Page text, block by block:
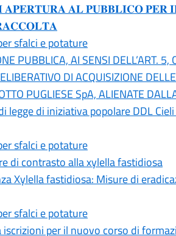
𝐀𝐏𝐄𝐑𝐓𝐔𝐑𝐀 𝐀𝐋 𝐏𝐔𝐁𝐁𝐋𝐈𝐂𝐎 𝐏𝐄𝐑
sfalci e potature
PUBBLICA, AI SENSI DELL’ART.
DI ACQUISIZIONE
PUGLIESE SpA, ALIENATE
legge di iniziativa popolare DDL
sfalci e potature
di contrasto alla xylella fastidiosa
Xylella fastidiosa: Misure di
sfalci e potature
per il nuovo corso di